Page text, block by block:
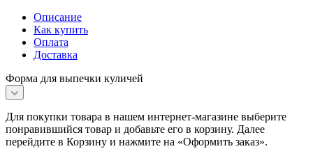
Описание
Как купить
Оплата
Доставка
Форма для выпечки куличей
Для покупки товара в нашем интернет-магазине выберите
понравившийся товар и добавьте его в корзину. Далее
перейдите в Корзину и нажмите на «Оформить заказ».